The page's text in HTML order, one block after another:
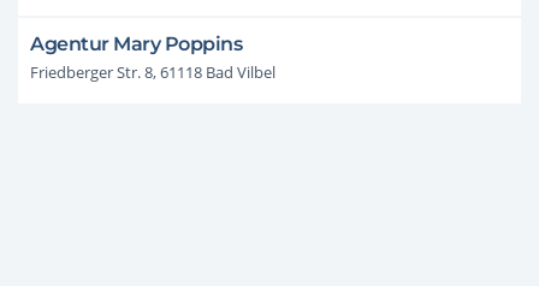
Agentur Mary Poppins
Friedberger Str. 8, 61118 Bad Vilbel